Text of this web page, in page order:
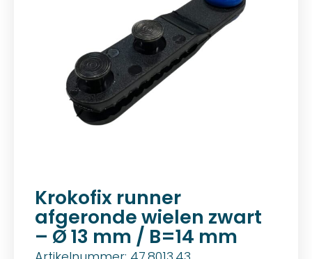
Krokofix runner
afgeronde wielen zwart
– Ø 13 mm / B=14 mm